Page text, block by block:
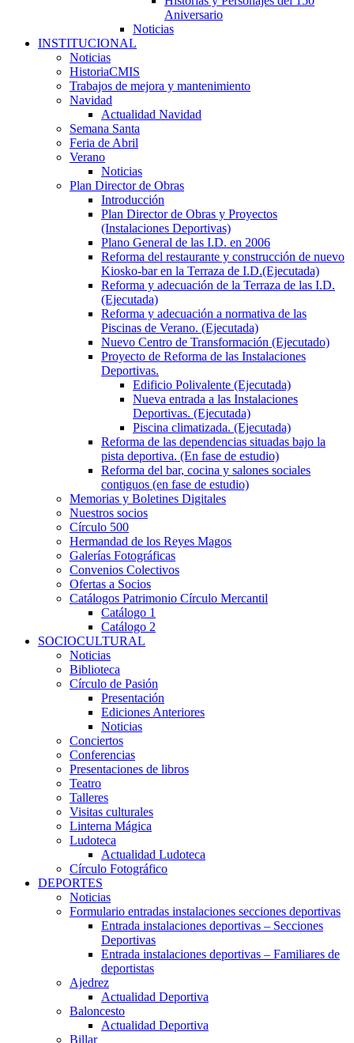
Aniversario
Noticias
INSTITUCIONAL
Noticias
HistoriaCMIS
Trabajos de mejora y mantenimiento
Navidad
Actualidad Navidad
Semana Santa
Feria de Abril
Verano
Noticias
Plan Director de Obras
Introducción
Plan Director de Obras y Proyectos
(Instalaciones Deportivas)
Plano General de las I.D. en 2006
Reforma del restaurante y construcción de nuevo
Kiosko-bar en la Terraza de I.D.(Ejecutada)
Reforma y adecuación de la Terraza de las I.D.
(Ejecutada)
Reforma y adecuación a normativa de las
Piscinas de Verano. (Ejecutada)
Nuevo Centro de Transformación (Ejecutado)
Proyecto de Reforma de las Instalaciones
Deportivas.
Edificio Polivalente (Ejecutada)
Nueva entrada a las Instalaciones
Deportivas. (Ejecutada)
Piscina climatizada. (Ejecutada)
Reforma de las dependencias situadas bajo la
pista deportiva. (En fase de estudio)
Reforma del bar, cocina y salones sociales
contiguos (en fase de estudio)
Memorias y Boletines Digitales
Nuestros socios
Círculo 500
Hermandad de los Reyes Magos
Galerías Fotográficas
Convenios Colectivos
Ofertas a Socios
Catálogos Patrimonio Círculo Mercantil
Catálogo 1
Catálogo 2
SOCIOCULTURAL
Noticias
Biblioteca
Círculo de Pasión
Presentación
Ediciones Anteriores
Noticias
Conciertos
Conferencias
Presentaciones de libros
Teatro
Talleres
Visitas culturales
Linterna Mágica
Ludoteca
Actualidad Ludoteca
Círculo Fotográfico
DEPORTES
Noticias
Formulario entradas instalaciones secciones deportivas
Entrada instalaciones deportivas – Secciones
Deportivas
Entrada instalaciones deportivas – Familiares de
deportistas
Ajedrez
Actualidad Deportiva
Baloncesto
Actualidad Deportiva
Billar